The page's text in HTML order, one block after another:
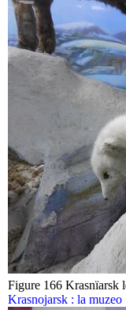
Figure 166 Krasnïarsk
Krasnojarsk : la muzeo